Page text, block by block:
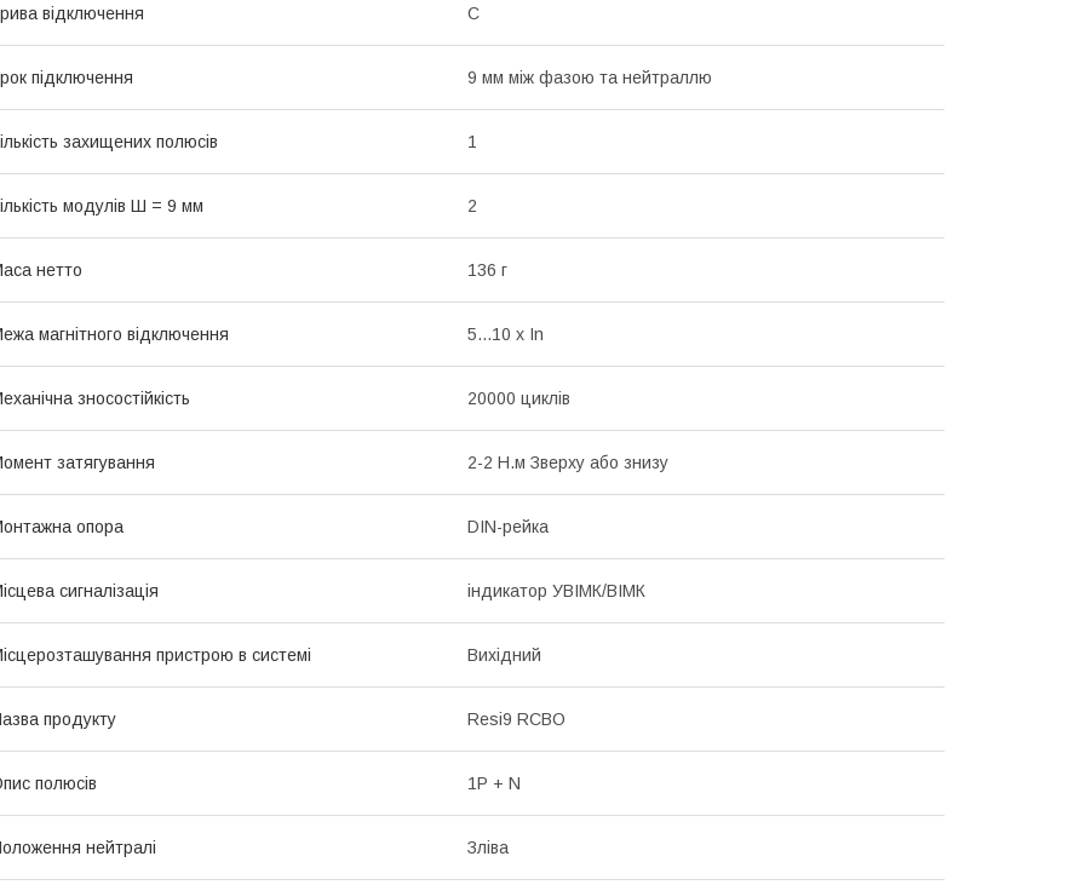
відключення C
підключення 9 мм між фазою та нейтраллю
захищених полюсів 1
модулів Ш = 9 мм 2
нетто 136 г
магнітного відключення 5...10 x In
зносостійкість 20000 циклів
затягування 2-2 Н.м Зверху або знизу
опора DIN-рейка
сигналізація iндикатор УВІМК/ВІМК
пристрою в системі Вихідний
продукту Resi9 RCBO
полюсів 1P + N
нейтралі Зліва